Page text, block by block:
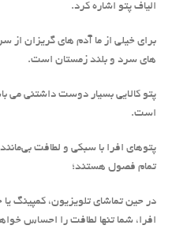
الیاف پتو اشاره کرد.
برای خیلی از ما آدم های گریزان
های سرد و بلند زمستان است.
پتو کالایی بسیار دوست داشتنی می
است.
پتوهای افرا با سبکی و لطافت
تمام فصول هستند؛
در حین تماشای تلویزیون، کمپینگ
افرا، شما تنها لطافت را احساس